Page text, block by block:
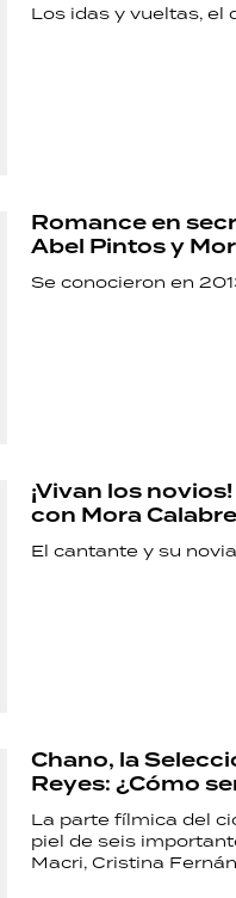
Los idas y vueltas, el
Romance en
Abel Pintos y
Se conocieron en
¡Vivan los
con Mora
El cantante y su
Chano, la
Reyes: ¿Cómo
La parte fílmica del
piel de seis
Macri, Cristina